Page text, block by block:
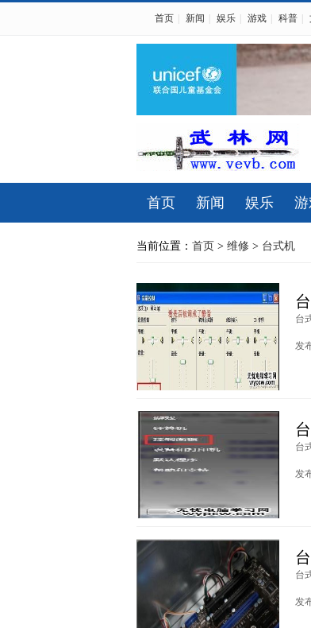
首页 新闻 娱乐 游戏 科普
首页 新闻 娱乐 游
当前位置： 首页 > 维修 > 台式机
台
发
台
发
台
发